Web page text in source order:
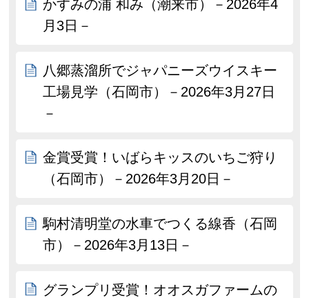
かすみの浦 和み（潮来市）－2026年4
月3日－
八郷蒸溜所でジャパニーズウイスキー
工場見学（石岡市）－2026年3月27日
－
金賞受賞！いばらキッスのいちご狩り
（石岡市）－2026年3月20日－
駒村清明堂の水車でつくる線香（石岡
市）－2026年3月13日－
グランプリ受賞！オオスガファームの